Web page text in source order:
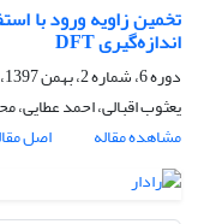
تخمین زاویه ورود با
اندازه‌گیری DFT
دوره 6، شماره 2، بهمن 1397، صفحه
یعثوب اقبالی، احمد عطایی،
مشاهده مقاله
اصل